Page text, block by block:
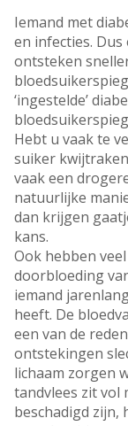
Iemand met
en infecties.
ontsteken
‘ingestelde’
Hebt u vaak te
suiker
vaak een
natuurlijke
dan krijgen
kans.
Ook hebben
doorbloeding
iemand
heeft. De
een van de
ontstekingen
lichaam zorgen
tandvlees zit vol
beschadigd